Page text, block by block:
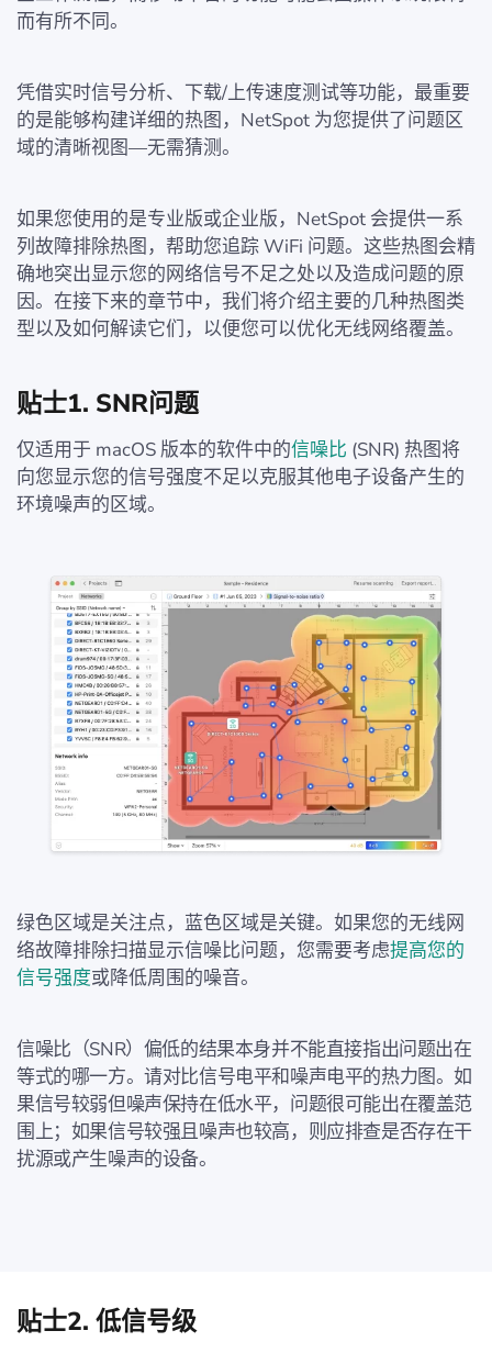
而有所不同。
凭借实时信号分析、下载/上传速度测试等功能，最重要
的是能够构建详细的热图，NetSpot 为您提供了问题区
域的清晰视图—无需猜测。
如果您使用的是专业版或企业版，NetSpot 会提供一系
列故障排除热图，帮助您追踪 WiFi 问题。这些热图会精
确地突出显示您的网络信号不足之处以及造成问题的原
因。在接下来的章节中，我们将介绍主要的几种热图类
型以及如何解读它们，以便您可以优化无线网络覆盖。
贴士1. SNR问题
仅适用于 macOS 版本的软件中的信噪比 (SNR) 热图将
向您显示您的信号强度不足以克服其他电子设备产生的
环境噪声的区域。
绿色区域是关注点，蓝色区域是关键。如果您的无线网
络故障排除扫描显示信噪比问题，您需要考虑提高您的
信号强度或降低周围的噪音。
信噪比（SNR）偏低的结果本身并不能直接指出问题出在
等式的哪一方。请对比信号电平和噪声电平的热力图。如
果信号较弱但噪声保持在低水平，问题很可能出在覆盖范
围上；如果信号较强且噪声也较高，则应排查是否存在干
扰源或产生噪声的设备。
贴士2. 低信号级